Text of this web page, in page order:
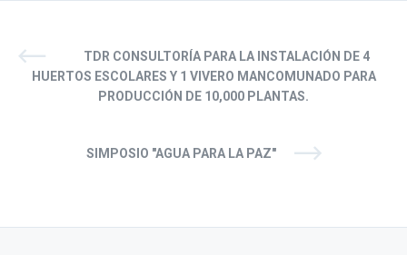
TDR CONSULTORÍA PARA LA INSTALACIÓN DE 4
HUERTOS ESCOLARES Y 1 VIVERO MANCOMUNADO PARA
PRODUCCIÓN DE 10,000 PLANTAS.
SIMPOSIO "AGUA PARA LA PAZ"